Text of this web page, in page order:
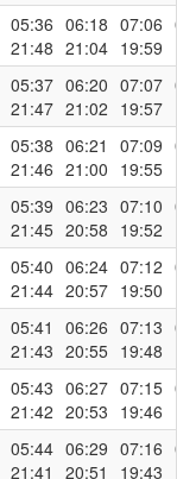
05:36
21:48
06:18
21:04
07:06
19:59
05:37
21:47
06:20
21:02
07:07
19:57
05:38
21:46
06:21
21:00
07:09
19:55
05:39
21:45
06:23
20:58
07:10
19:52
05:40
21:44
06:24
20:57
07:12
19:50
05:41
21:43
06:26
20:55
07:13
19:48
05:43
21:42
06:27
20:53
07:15
19:46
05:44
21:41
06:29
20:51
07:16
19:43